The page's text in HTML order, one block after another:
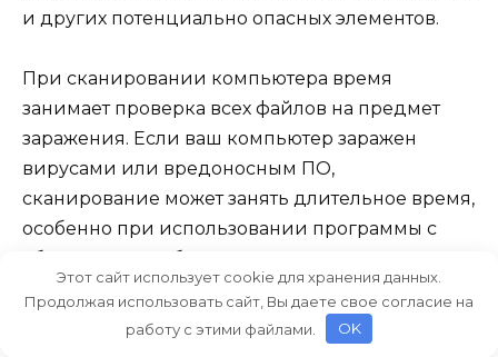
и других потенциально опасных элементов.
При сканировании компьютера время
занимает проверка всех файлов на предмет
заражения. Если ваш компьютер заражен
вирусами или вредоносным ПО,
сканирование может занять длительное время,
особенно при использовании программы с
обновленными базами данных и сигнатурами.
Важно помнить, что такие проверки можно
выполнить вручную или автоматически в
Этот сайт использует cookie для хранения данных.
Продолжая использовать сайт, Вы даете свое согласие на
работу с этими файлами.
OK